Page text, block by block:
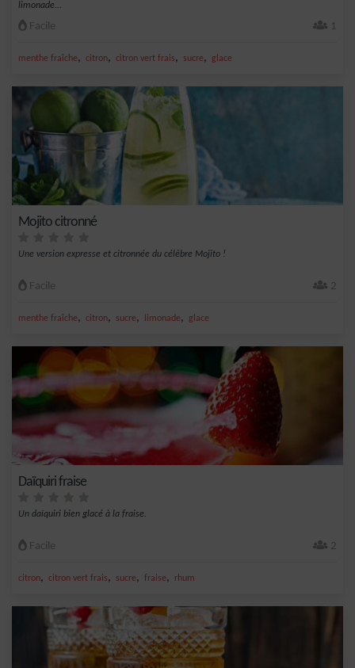
limonade...
Facile 1
menthe fraîche, citron, citron vert frais, sucre, glace
Mojito citronné
Une version expresse et citronnée du célèbre Mojito !
Facile 2
menthe fraîche, citron, sucre, limonade, glace
Daïquiri fraise
Un daïquiri bien glacé à la fraise.
Facile 2
citron, citron vert frais, sucre, fraise, rhum